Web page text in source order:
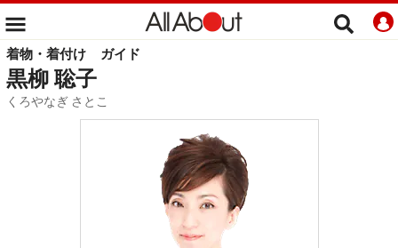
着物・着付け ガイド
黒柳 聡子
くろやなぎ さとこ